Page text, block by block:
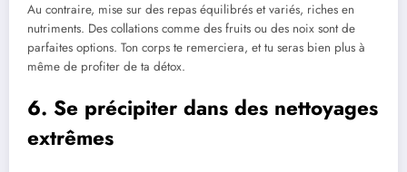
Au contraire, mise sur des repas équilibrés et variés, riches en
nutriments. Des collations comme des fruits ou des noix sont de
parfaites options. Ton corps te remerciera, et tu seras bien plus à
même de profiter de ta détox.
6. Se précipiter dans des nettoyages
extrêmes